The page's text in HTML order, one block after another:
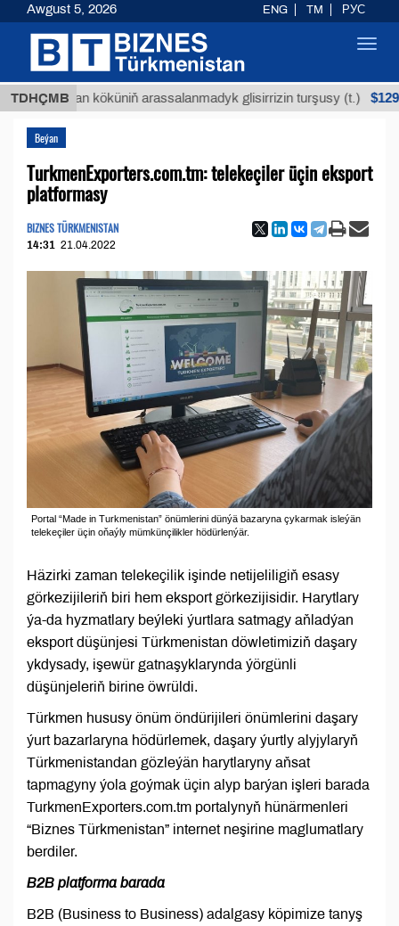
TDHÇMB
Buýan köküniň arassalanmadyk glisirrizin turşusy (t.) $12935,18
Beýan
TurkmenExporters.com.tm: telekeçiler üçin eksport
platformasy
BIZNES TÜRKMENISTAN
14:31 21.04.2022
Portal “Made in Turkmenistan” önümlerini dünýä bazaryna çykarmak isleýän
telekeçiler üçin oňaýly mümkünçilikler hödürlenýär.
Häzirki zaman telekeçilik işinde netijeliligiň esasy
görkezijileriň biri hem eksport görkezijisidir. Harytlary
ýa-da hyzmatlary beýleki ýurtlara satmagy aňladýan
eksport düşünjesi Türkmenistan döwletimiziň daşary
ykdysady, işewür gatnaşyklarynda ýörgünli
düşünjeleriň birine öwrüldi.
Türkmen hususy önüm öndürijileri önümlerini daşary
ýurt bazarlaryna hödürlemek, daşary ýurtly alyjylaryň
Türkmenistandan gözleýän harytlaryny aňsat
tapmagyny ýola goýmak üçin alyp barýan işleri barada
TurkmenExporters.com.tm portalynyň hünärmenleri
“Biznes Türkmenistan” internet neşirine maglumatlary
berdiler.
B2B platforma barada
B2B (Business to Business) adalgasy köpimize tanyş
Awgust 5, 2026 ENG TM РУС